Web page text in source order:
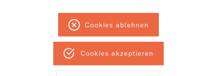
zusammenarbeiten, was uns inspiriert und
warum wir dringend noch irgendwann mal für
die Lufthansa arbeiten müssen.
Cookies ablehnen
Cookies akzeptieren